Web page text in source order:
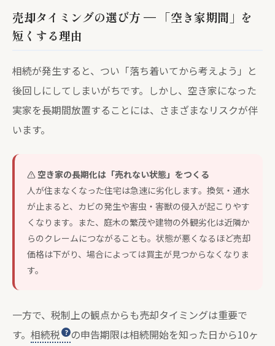
売却タイミングの選び方 — 「空き家期間」を
短くする理由
相続が発生すると、つい「落ち着いてから考えよう」と
後回しにしてしまいがちです。しかし、空き家になった
実家を長期間放置することには、さまざまなリスクが伴
います。
空き家の長期化は「売れない状態」をつくる
人が住まなくなった住宅は急速に劣化します。換気・通水
が止まると、カビの発生や害虫・害獣の侵入が起こりやす
くなります。また、庭木の繁茂や建物の外観劣化は近隣か
らのクレームにつながることも。状態が悪くなるほど売却
価格は下がり、場合によっては買主が見つからなくなりま
す。
一方で、税制上の観点からも売却タイミングは重要で
す。 相続税
の申告期限は相続開始を知った日から10ヶ